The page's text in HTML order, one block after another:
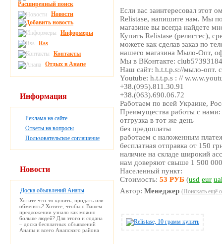
Если вас заинтересовал этот
Relistase, напишите нам. Мы
магазине вы всегда найдете
Купить Relistase (релистес),
можете как сделав заказ по
нашего магазина Мыло-Опт,
Мы в ВКонтакте:
Наш сайт: h.t.t.p.s://мыло-опт.
Youtube: h.t.t.p.s : //
+38.(095).811.30.91
+38.(063).690.06.72
Работаем по всей Украине,
Преимущества работы с нами:
отгрузка в тот же день
без предоплаты
работаем с наложенным
бесплатная отправка от 150
наличие на складе широкий
нам доверяют свыше 1 500
Населенный пункт:
Стоимость:53 РУБ (usd eur
Автор:Менеджер (Поискать ещё
Расширенный поиск
Новости
Информеры
Rss
Контакты
Отдых в Анапе
Информация
Реклама на сайте
Ответы на вопросы
Пользовательское соглашение
Новости
Доска объявлений Анапы
Хотите что-то купить, продать или
обменять? Хотите, чтобы о Вашем
предложении узнало как можно
больше людей? Для этого и содана
– доска бесплатных объявлений
Анапы и всего Анапского района